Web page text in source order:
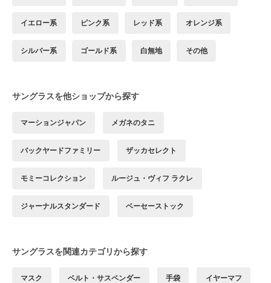
イエロー系 ピンク系 レッド系 オレンジ系
シルバー系 ゴールド系 白無地 その他
サングラスを他ショップから探す
マーションジャパン メガネのタニ
バックヤードファミリー ザッカセレクト
モミーコレクション ルージュ・ヴィフ ラクレ
ジャーナルスタンダード ベーセーストック
サングラスを関連カテゴリから探す
マスク ベルト・サスペンダー 手袋 イヤーマフ